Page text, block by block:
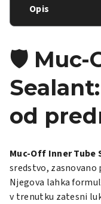
Opis
🛡️ Muc-
od
Muc-Off Inner Tube
sredstvo, zasnovano
Njegova lahka
v trenutku zatesni